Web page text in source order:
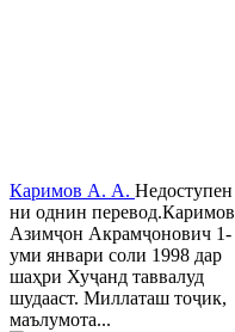
Каримов А. А. Недоступен
ни однин перевод.Каримов
Азимҷон Акрамҷонович 1-
уми январи соли 1998 дар
шаҳри Хуҷанд таввалуд
шудааст. Миллаташ тоҷик,
маълумота...